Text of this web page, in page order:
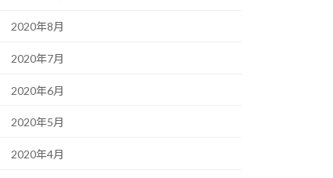
2020年8月
2020年7月
2020年6月
2020年5月
2020年4月